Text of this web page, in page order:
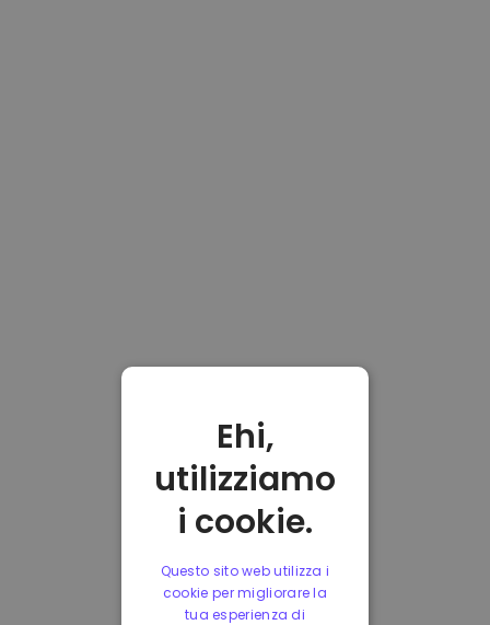
Ehi,
utilizziamo
i cookie.
Questo sito web utilizza i
cookie per migliorare la
tua esperienza di